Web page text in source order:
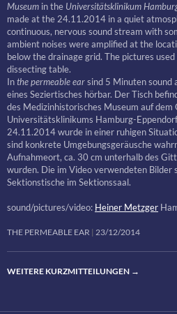
Museum in the Universitätsklinikum
made at the 24.11.2014 in a quiet
continuous, nervous sound stream with
ambient noises were amplified at the
below the drainage grid. The pictures
dissecting table.
Inthe permeable earsind 5 Minuten sound
eines Seziertisches hörbar. Der Tisch
des Medizinhistorisches Museum auf dem
Universitätsklinikums Hamburg-
24.11.2014 wurde in einer ruhigen
sind konkrete Umgebungsgeräusche
Aufnahmeort, ca. 30 cm unterhalb des
wurden. Die im Video verwendeten Bilder
Sektionstische im Sektionssaal.
sound/pictures/video: Heiner Metzger
THE PERMEABLE EAR 23/12/2014
WEITERE KURZMITTEILUNGEN →